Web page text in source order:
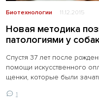
Биотехнологии 11.12.2015
Новая методика
патологиями у
Спустя 37 лет после
помощи искусственного
щенки, которые были
1